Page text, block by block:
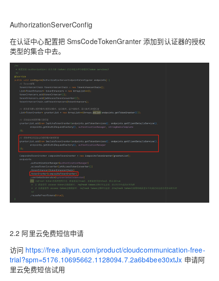
AuthorizationServerConfig
在认证中心配置把 SmsCodeTokenGranter 添加到认证器的授权
类型的集合中去。
2.2 阿里云免费短信申请
访问 https://free.aliyun.com/product/cloudcommunication-free-
trial?spm=5176.10695662.1128094.7.2a6b4bee30xtJx 申请阿
里云免费短信试用